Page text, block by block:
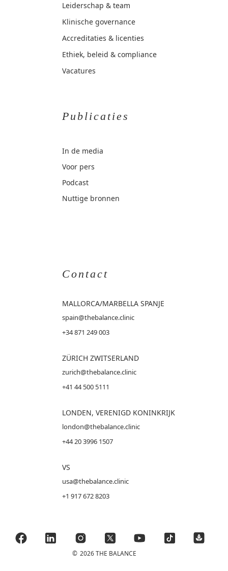
Leiderschap & team
Klinische governance
Accreditaties & licenties
Ethiek, beleid & compliance
Vacatures
Publicaties
In de media
Voor pers
Podcast
Nuttige bronnen
Contact
MALLORCA/MARBELLA SPANJE
spain@thebalance.clinic
+34 871 249 003
ZÜRICH ZWITSERLAND
zurich@thebalance.clinic
+41 44 500 5111
LONDEN, VERENIGD KONINKRIJK
london@thebalance.clinic
+44 20 3996 1507
VS
usa@thebalance.clinic
+1 917 672 8203
© 2026 THE BALANCE